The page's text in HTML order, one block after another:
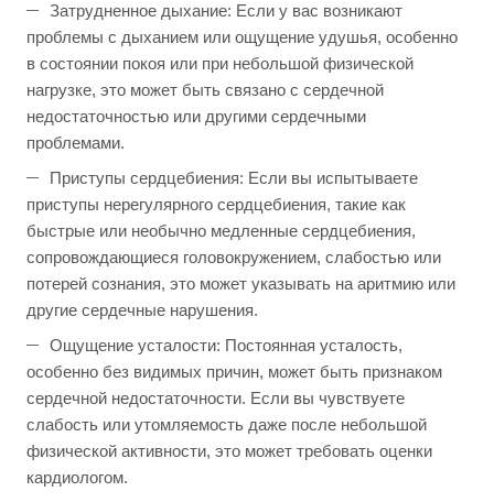
Затрудненное дыхание: Если у вас возникают
проблемы с дыханием или ощущение удушья, особенно
в состоянии покоя или при небольшой физической
нагрузке, это может быть связано с сердечной
недостаточностью или другими сердечными
проблемами.
Приступы сердцебиения: Если вы испытываете
приступы нерегулярного сердцебиения, такие как
быстрые или необычно медленные сердцебиения,
сопровождающиеся головокружением, слабостью или
потерей сознания, это может указывать на аритмию или
другие сердечные нарушения.
Ощущение усталости: Постоянная усталость,
особенно без видимых причин, может быть признаком
сердечной недостаточности. Если вы чувствуете
слабость или утомляемость даже после небольшой
физической активности, это может требовать оценки
кардиологом.